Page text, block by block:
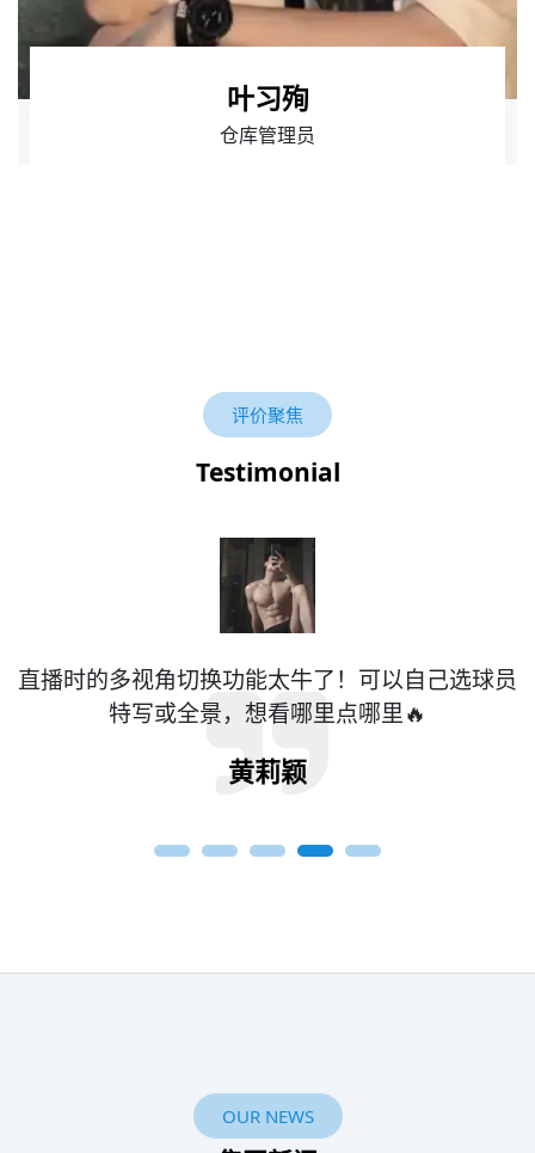
叶习殉
仓库管理员
评价聚焦
Testimonial
这个直播平台的流畅度绝了！就算是总决赛高峰期
也不卡顿，画质始终清晰，必须给好评👍
邰冉冉
OUR NEWS